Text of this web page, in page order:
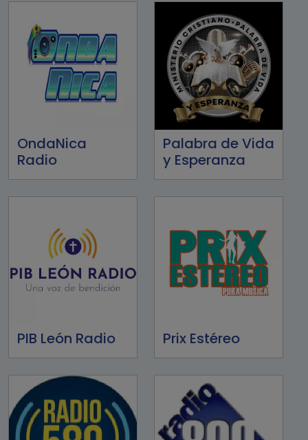
OndaNica
Radio
Palabra de Vida
y Esperanza
PIB León Radio Prix Estéreo